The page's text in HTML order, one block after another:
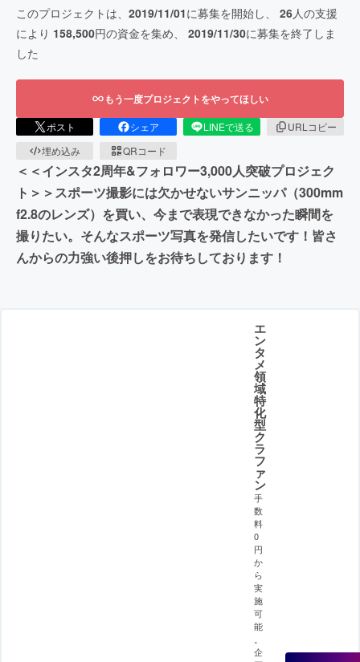
このプロジェクトは、 2019/11/01に募集を開始し、 26人の支援
により 158,500円の資金を集め、 2019/11/30に募集を終了しま
した
もう一度プロジェクトをやってほしい
ポスト シェア LINEで送る
URLコピー
埋め込み
QRコード
＜＜インスタ2周年&フォロワー3,000人突破プロジェク
ト＞＞スポーツ撮影には欠かせないサンニッパ（300mm
f2.8のレンズ）を買い、今まで表現できなかった瞬間を
撮りたい。そんなスポーツ写真を発信したいです！皆さ
んからの力強い後押しをお待ちしております！
エ
ン
タ
メ
領
域
特
化
型
ク
ラ
フ
ァ
ン
手
数
料
0
円
か
ら
実
施
可
能
企